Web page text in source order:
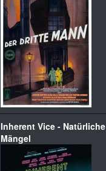
Inherent Vice - Natürliche
Mängel